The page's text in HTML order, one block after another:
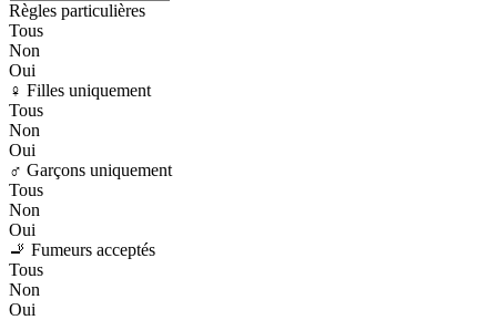
Règles particulières
Tous
Non
Oui
♀️ Filles uniquement
Tous
Non
Oui
♂️ Garçons uniquement
Tous
Non
Oui
🚬 Fumeurs acceptés
Tous
Non
Oui